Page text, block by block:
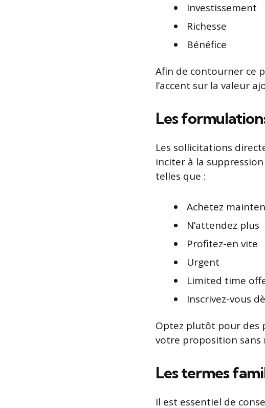
Investissement
Richesse
Bénéfice
Afin de contourner ce
l’accent sur la valeur
Les
Les sollicitations
inciter à la
telles que :
Achetez
N’attendez plus
Profitez-en vite
Urgent
Limited time
Inscrivez-vous
Optez plutôt pour des
votre proposition
Les termes
Il est essentiel de